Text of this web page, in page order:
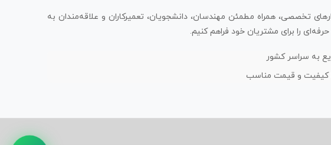
تخصصی، همراه مطمئن مهندسان، دانشجویان، تعمیرکاران و علاقه‌مندان به
را برای مشتریان خود فراهم کنیم.
به سراسر کشور
کیفیت و قیمت مناسب